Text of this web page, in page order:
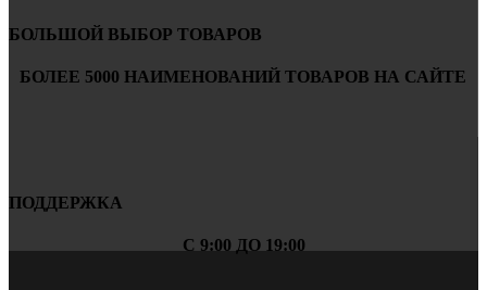
БОЛЬШОЙ ВЫБОР ТОВАРОВ
БОЛЕЕ 5000 НАИМЕНОВАНИЙ ТОВАРОВ НА САЙТЕ
ПОДДЕРЖКА
С 9:00 ДО 19:00